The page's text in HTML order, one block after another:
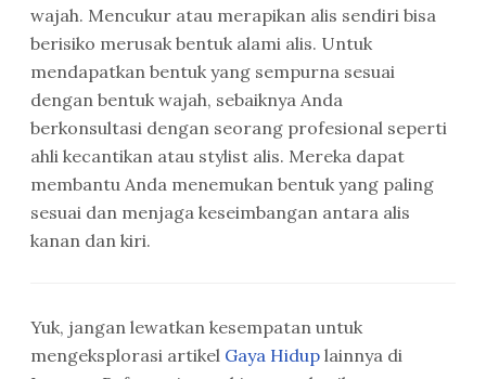
wajah. Mencukur atau merapikan alis sendiri bisa
berisiko merusak bentuk alami alis. Untuk
mendapatkan bentuk yang sempurna sesuai
dengan bentuk wajah, sebaiknya Anda
berkonsultasi dengan seorang profesional seperti
ahli kecantikan atau stylist alis. Mereka dapat
membantu Anda menemukan bentuk yang paling
sesuai dan menjaga keseimbangan antara alis
kanan dan kiri.
Yuk, jangan lewatkan kesempatan untuk
mengeksplorasi artikel Gaya Hidup lainnya di